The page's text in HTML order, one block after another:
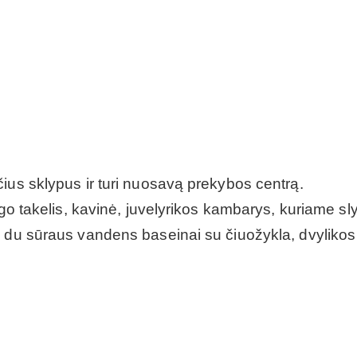
sklypus ir turi nuosavą prekybos centrą.
takelis, kavinė, juvelyrikos kambarys, kuriame
sūraus vandens baseinai su čiuožykla,